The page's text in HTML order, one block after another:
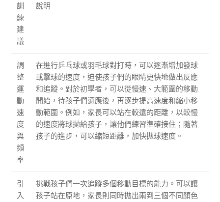
訓
練
建
議
說明
調
整
運
動
速
度
與
頻
率
在進行乒乓球或羽毛球對打時，可以逐漸增加發球
或擊球的速度，迫使孩子們的眼睛更快地做出反應
和追蹤。對於初學者，可以從慢速、大範圍的移動
開始，待孩子們適應後，再逐步提高速度和縮小移
動範圍。例如，家長可以站在較遠的距離，以較慢
的速度將球拋給孩子，讓他們練習準確接住；隨著
孩子的進步，可以縮短距離，加快拋球速度。
引
入
挑戰孩子們一次追蹤多個移動目標的能力。可以讓
孩子站在原地，家長則同時拋出兩到三個不同顏色